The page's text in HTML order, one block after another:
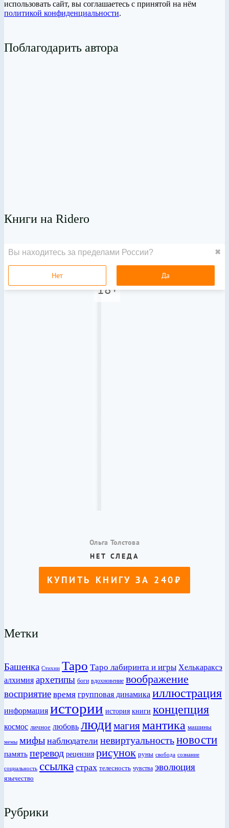
использовать сайт, вы соглашаетесь с принятой на нём
политикой конфиденциальности.
Поблагодарить автора
Книги на Ridero
Метки
Башенка Стихии Таро Таро лабиринта и игры Хелькараксэ
алхимия архетипы боги вдохновение воображение
восприятие время групповая динамика иллюстрация
информация истории история книги концепция
космос личное любовь людимагиямантика машины
мемы мифы наблюдатели невиртуальностьновости
память перевод рецензия рисунок руны свобода сознание
социальность ссылка страх телесность чувства эволюция
язычество
Рубрики